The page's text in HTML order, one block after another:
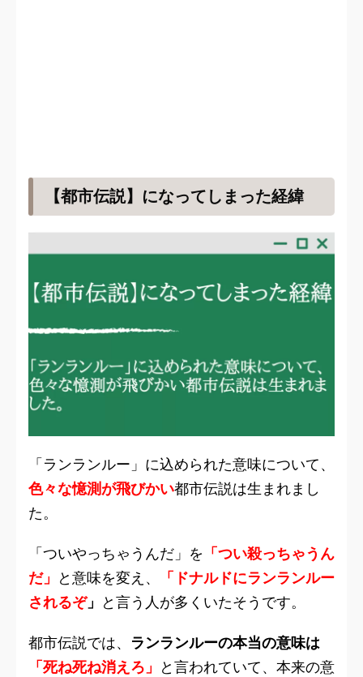
【都市伝説】になってしまった経緯
「ランランルー」に込められた意味について、
色々な憶測が飛びかい都市伝説は生まれまし
た。
「ついやっちゃうんだ」を 「つい殺っちゃうん
だ」
と意味を変え、
「ドナルドにランランルー
されるぞ」 と言う人が多くいたそうです。
都市伝説では、 ランランルーの本当の意味は
「死ね死ね消えろ」
と言われていて、本来の意